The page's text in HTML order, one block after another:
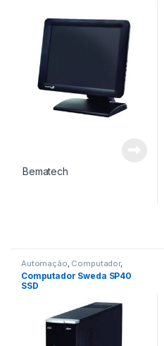
Bematech
Automação Computador,
Informática
Computador Sweda SP40
SSD